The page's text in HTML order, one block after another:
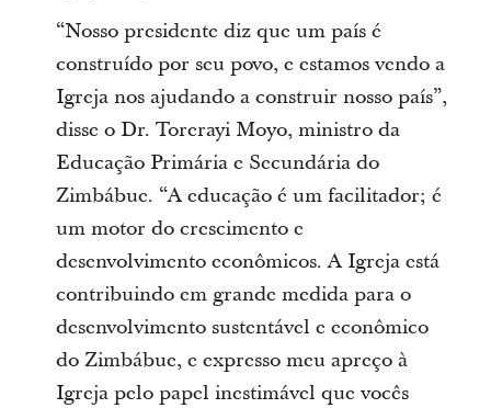
“Nosso presidente diz que um país é
construído por seu povo, e estamos vendo a
Igreja nos ajudando a construir nosso país”,
disse o Dr. Torerayi Moyo, ministro da
Educação Primária e Secundária do
Zimbábue. “A educação é um facilitador; é
um motor do crescimento e
desenvolvimento econômicos. A Igreja está
contribuindo em grande medida para o
desenvolvimento sustentável e econômico
do Zimbábue, e expresso meu apreço à
Igreja pelo papel inestimável que vocês